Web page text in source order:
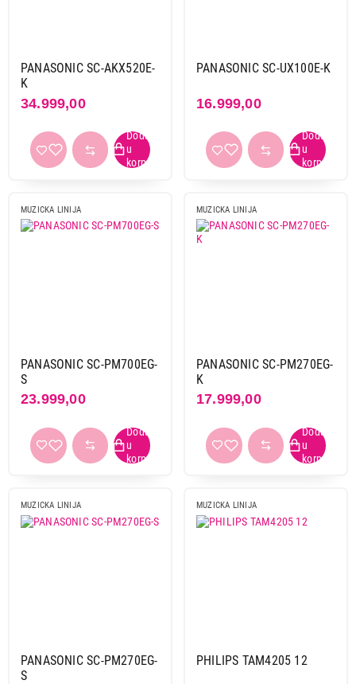
PANASONIC SC-AKX520E-
K
34.999,00
PANASONIC SC-UX100E-K
16.999,00
MUZICKA LINIJA
PANASONIC SC-PM700EG-
S
23.999,00
MUZICKA LINIJA
PANASONIC SC-PM270EG-
K
17.999,00
MUZICKA LINIJA
PANASONIC SC-PM270EG-
S
MUZICKA LINIJA
PHILIPS TAM4205 12